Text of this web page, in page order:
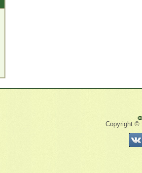
Copyright ©